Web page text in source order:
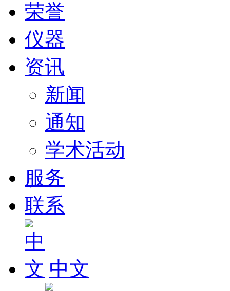
荣誉
仪器
资讯
新闻
通知
学术活动
服务
联系
中文